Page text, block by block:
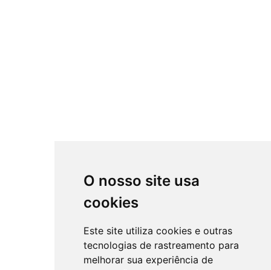
O nosso site usa
cookies
Este site utiliza cookies e outras
tecnologias de rastreamento para
melhorar sua experiência de